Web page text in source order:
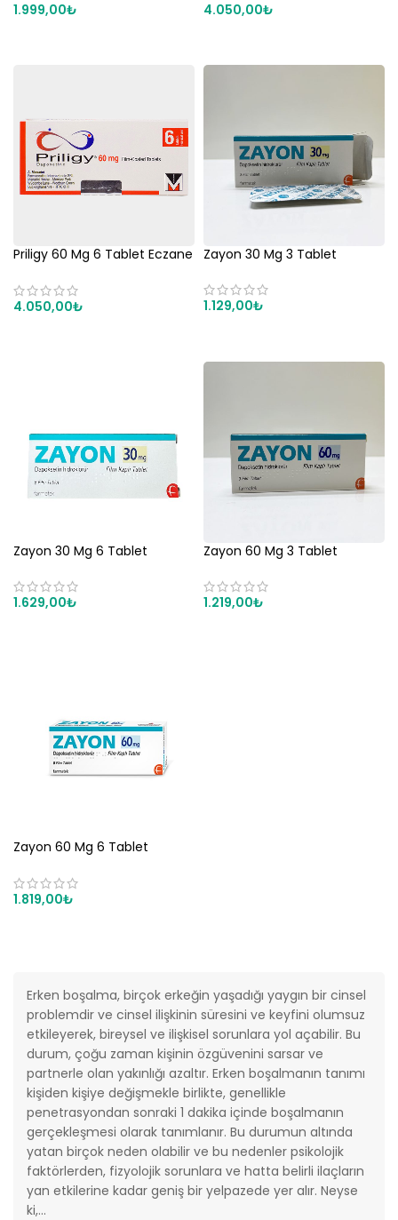
1.999,00₺ 4.050,00₺
Priligy 60 Mg 6 Tablet Eczane
4.050,00₺
Zayon 30 Mg 3 Tablet
1.129,00₺
Zayon 30 Mg 6 Tablet
1.629,00₺
Zayon 60 Mg 3 Tablet
1.219,00₺
Zayon 60 Mg 6 Tablet
1.819,00₺
Erken boşalma, birçok erkeğin yaşadığı yaygın bir cinsel
problemdir ve cinsel ilişkinin süresini ve keyfini olumsuz
etkileyerek, bireysel ve ilişkisel sorunlara yol açabilir. Bu
durum, çoğu zaman kişinin özgüvenini sarsar ve
partnerle olan yakınlığı azaltır. Erken boşalmanın tanımı
kişiden kişiye değişmekle birlikte, genellikle
penetrasyondan sonraki 1 dakika içinde boşalmanın
gerçekleşmesi olarak tanımlanır. Bu durumun altında
yatan birçok neden olabilir ve bu nedenler psikolojik
faktörlerden, fizyolojik sorunlara ve hatta belirli ilaçların
yan etkilerine kadar geniş bir yelpazede yer alır. Neyse
ki,...